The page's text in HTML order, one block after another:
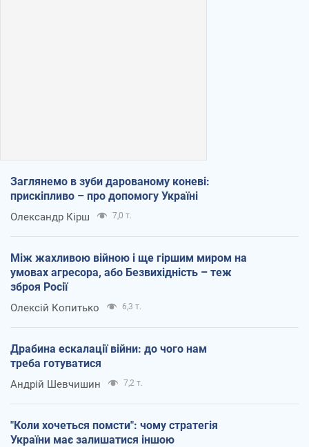
Заглянемо в зуби дарованому коневі:
прискіпливо – про допомогу Україні
Олександр Кірш 7,0 т.
Між жахливою війною і ще гіршим миром на
умовах агресора, або Безвихідність – теж
зброя Росії
Олексій Копитько 6,3 т.
Драбина ескалації війни: до чого нам
треба готуватися
Андрій Шевчишин 7,2 т.
"Коли хочеться помсти": чому стратегія
України має залишатися іншою